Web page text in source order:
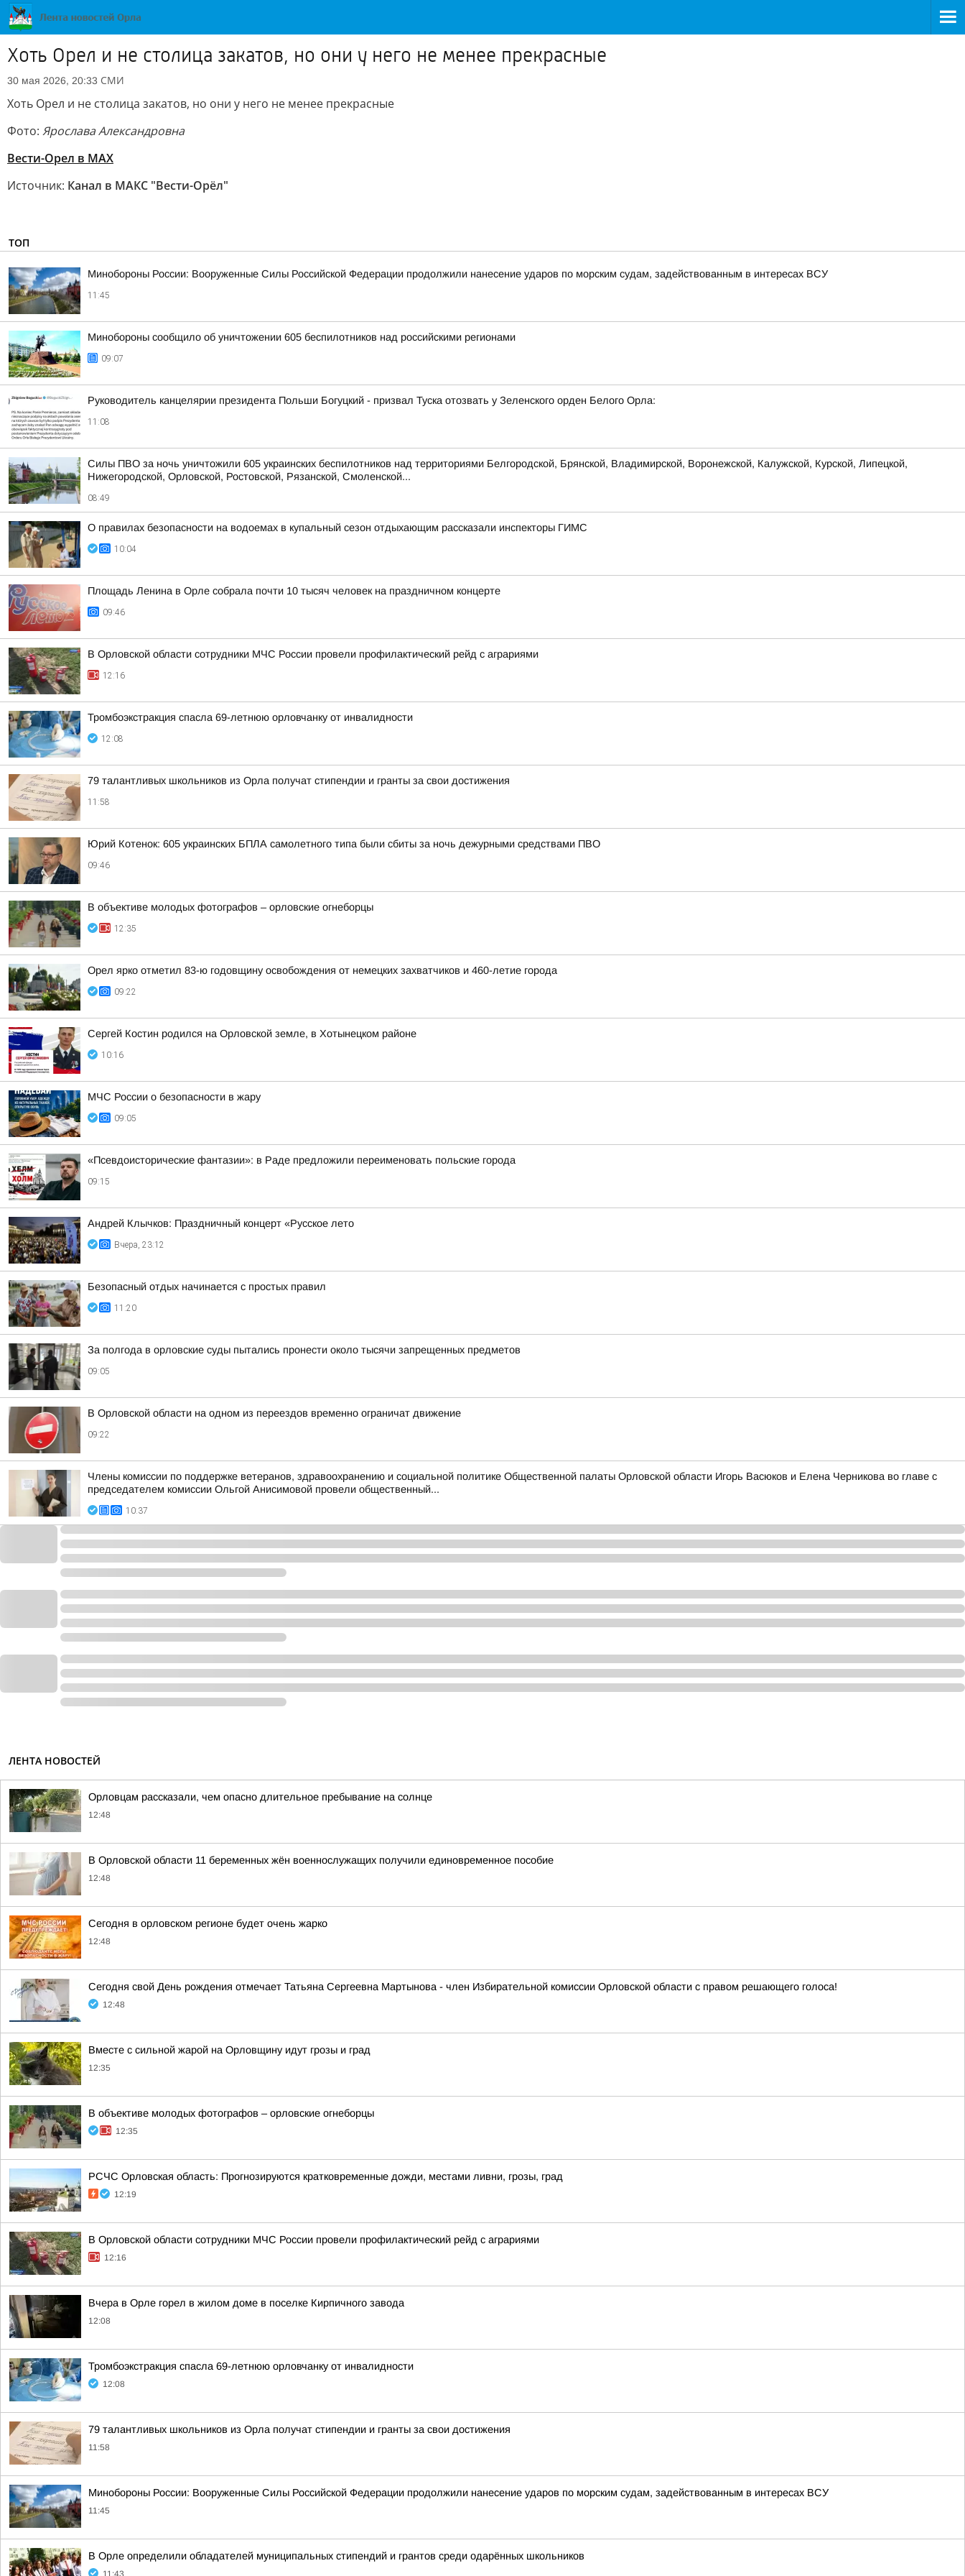
Хоть Орел и не столица закатов, но они у него не менее прекрасные
30 мая 2026, 20:33 СМИ
Хоть Орел и не столица закатов, но они у него не менее прекрасные
Фото: Ярослава Александровна
Вести-Орел в МАХ
Источник: Канал в МАКС "Вести-Орёл"
ТОП
Минобороны России: Вооруженные Силы Российской Федерации продолжили нанесение ударов по морским судам, задействованным в интересах ВСУ
11:45
Минобороны сообщило об уничтожении 605 беспилотников над российскими регионами
09:07
Руководитель канцелярии президента Польши Богуцкий - призвал Туска отозвать у Зеленского орден Белого Орла:
11:08
Силы ПВО за ночь уничтожили 605 украинских беспилотников над территориями Белгородской, Брянской, Владимирской, Воронежской, Калужской, Курской, Липецкой,
Нижегородской, Орловской, Ростовской, Рязанской, Смоленской...
08:49
О правилах безопасности на водоемах в купальный сезон отдыхающим рассказали инспекторы ГИМС
10:04
Площадь Ленина в Орле собрала почти 10 тысяч человек на праздничном концерте
09:46
В Орловской области сотрудники МЧС России провели профилактический рейд с аграриями
12:16
Тромбоэкстракция спасла 69-летнюю орловчанку от инвалидности
12:08
79 талантливых школьников из Орла получат стипендии и гранты за свои достижения
11:58
Юрий Котенок: 605 украинских БПЛА самолетного типа были сбиты за ночь дежурными средствами ПВО
09:46
В объективе молодых фотографов – орловские огнеборцы
12:35
Орел ярко отметил 83-ю годовщину освобождения от немецких захватчиков и 460-летие города
09:22
Сергей Костин родился на Орловской земле, в Хотынецком районе
10:16
МЧС России о безопасности в жару
09:05
«Псевдоисторические фантазии»: в Раде предложили переименовать польские города
09:15
Андрей Клычков: Праздничный концерт «Русское лето
Вчера, 23:12
Безопасный отдых начинается с простых правил
11:20
За полгода в орловские суды пытались пронести около тысячи запрещенных предметов
09:05
В Орловской области на одном из переездов временно ограничат движение
09:22
Члены комиссии по поддержке ветеранов, здравоохранению и социальной политике Общественной палаты Орловской области Игорь Васюков и Елена Черникова во главе с
председателем комиссии Ольгой Анисимовой провели общественный...
10:37
ЛЕНТА НОВОСТЕЙ
Орловцам рассказали, чем опасно длительное пребывание на солнце
12:48
В Орловской области 11 беременных жён военнослужащих получили единовременное пособие
12:48
Сегодня в орловском регионе будет очень жарко
12:48
Сегодня свой День рождения отмечает Татьяна Сергеевна Мартынова - член Избирательной комиссии Орловской области с правом решающего голоса!
12:48
Вместе с сильной жарой на Орловщину идут грозы и град
12:35
В объективе молодых фотографов – орловские огнеборцы
12:35
РСЧС Орловская область: Прогнозируются кратковременные дожди, местами ливни, грозы, град
12:19
В Орловской области сотрудники МЧС России провели профилактический рейд с аграриями
12:16
Вчера в Орле горел в жилом доме в поселке Кирпичного завода
12:08
Тромбоэкстракция спасла 69-летнюю орловчанку от инвалидности
12:08
79 талантливых школьников из Орла получат стипендии и гранты за свои достижения
11:58
Минобороны России: Вооруженные Силы Российской Федерации продолжили нанесение ударов по морским судам, задействованным в интересах ВСУ
11:45
В Орле определили обладателей муниципальных стипендий и грантов среди одарённых школьников
11:43